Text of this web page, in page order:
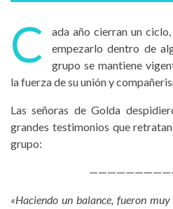
C
ada año cierran un
empezarlo dentro de
grupo se mantiene
la fuerza de su unión y
Las señoras de Golda
grandes testimonios que
grupo:
«Haciendo un balance, fueron